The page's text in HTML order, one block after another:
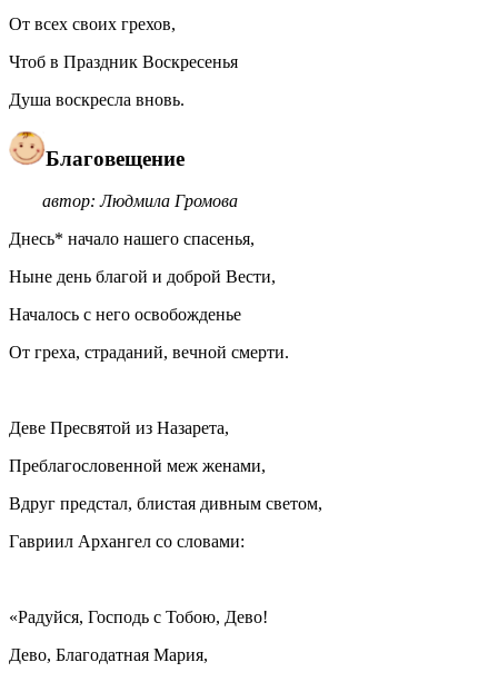
От всех своих грехов,
Чтоб в Праздник Воскресенья
Душа воскресла вновь.
Благовещение
автор: Людмила Громова
Днесь* начало нашего спасенья,
Ныне день благой и доброй Вести,
Началось с него освобожденье
От греха, страданий, вечной смерти.
Деве Пресвятой из Назарета,
Преблагословенной меж женами,
Вдруг предстал, блистая дивным светом,
Гавриил Архангел со словами:
«Радуйся, Господь с Тобою, Дево!
Дево, Благодатная Мария,